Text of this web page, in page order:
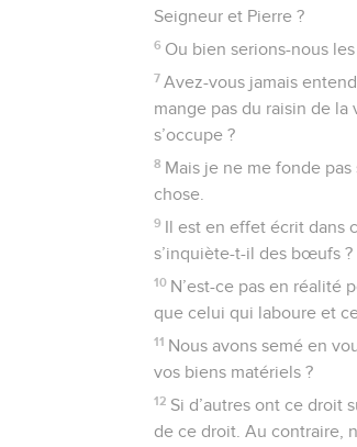
Seigneur et Pierre ?
6 Ou bien serions-nous
7 Avez-vous jamais
mange pas du raisin de la
s’occupe ?
8 Mais je ne me fonde
chose.
9 Il est en effet écrit dans
s’inquiète-t-il des bœufs ?
10 N’est-ce pas en réalité
que celui qui laboure et
11 Nous avons semé en
vos biens matériels ?
12 Si d’autres ont ce droit
de ce droit. Au contraire,